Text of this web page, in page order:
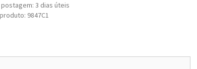
postagem: 3 dias úteis
9847C1